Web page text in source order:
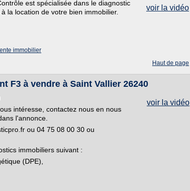
voir la vidéo
est spécialisée dans le diagnostic
la location de votre bien immobilier.
immobilier
Haut de page
F3 à vendre à Saint Vallier 26240
voir la vidéo
intéresse, contactez nous en nous
l'annonce.
ou 04 75 08 00 30 ou
immobiliers suivant :
(DPE),